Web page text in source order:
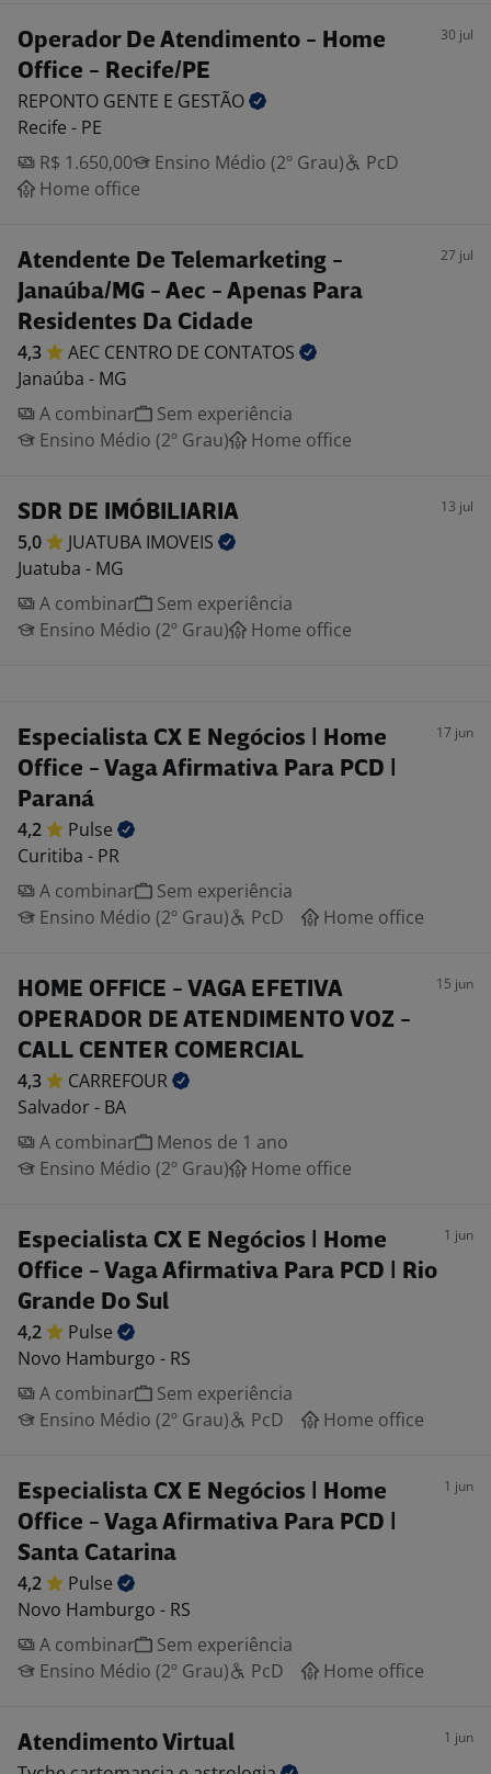
Operador De Atendimento - Home
Office - Recife/PE
30 jul
REPONTO GENTE E GESTÃO
Recife - PE
R$ 1.650,00
Ensino Médio (2º Grau)
PcD
Home office
Atendente De Telemarketing -
Janaúba/MG - Aec - Apenas Para
Residentes Da Cidade
27 jul
4,3 AEC CENTRO DE CONTATOS
Janaúba - MG
A combinar
Sem experiência
Ensino Médio (2º Grau)
Home office
SDR DE IMÓBILIARIA 13 jul
5,0 JUATUBA IMOVEIS
Juatuba - MG
A combinar
Sem experiência
Ensino Médio (2º Grau)
Home office
Especialista CX E Negócios | Home
Office - Vaga Afirmativa Para PCD |
Paraná
17 jun
4,2
Pulse
Curitiba - PR
A combinar
Sem experiência
Ensino Médio (2º Grau)
PcD Home office
HOME OFFICE - VAGA EFETIVA
OPERADOR DE ATENDIMENTO VOZ -
CALL CENTER COMERCIAL
15 jun
4,3
CARREFOUR
Salvador - BA
A combinar
Menos de 1 ano
Ensino Médio (2º Grau)
Home office
Especialista CX E Negócios | Home
Office - Vaga Afirmativa Para PCD | Rio
Grande Do Sul
1 jun
4,2
Pulse
Novo Hamburgo - RS
A combinar
Sem experiência
Ensino Médio (2º Grau)
PcD Home office
Especialista CX E Negócios | Home
Office - Vaga Afirmativa Para PCD |
Santa Catarina
1 jun
4,2
Pulse
Novo Hamburgo - RS
A combinar
Sem experiência
Ensino Médio (2º Grau)
PcD Home office
Atendimento Virtual 1 jun